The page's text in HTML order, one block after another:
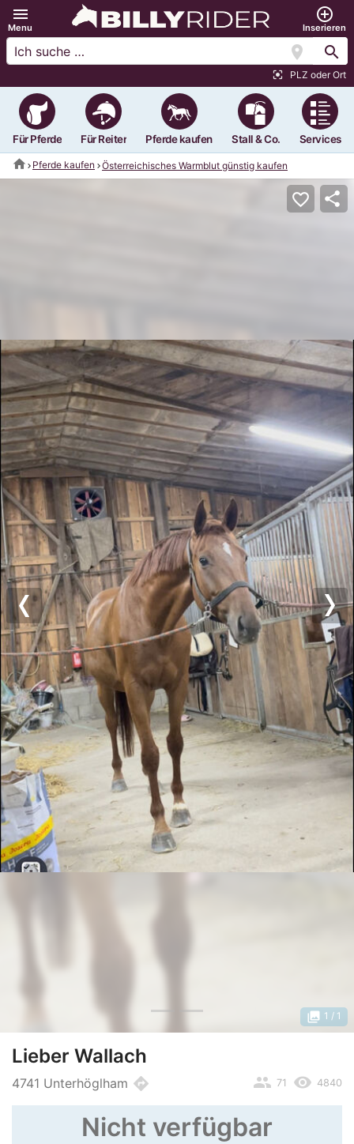
menu
Menu
add_circle_outline
Inserieren
location_on search
center_focus_strong PLZ oder Ort
Für Pferde Für Reiter Pferde kaufen Stall & Co. Services
home Pferde kaufen Österreichisches Warmblut günstig kaufen
Previous
favorite_border share
photo_library 1 / 1
Lieber Wallach
4741 Unterhöglham directions remove_red_eye 4840
people 71
Nicht verfügbar